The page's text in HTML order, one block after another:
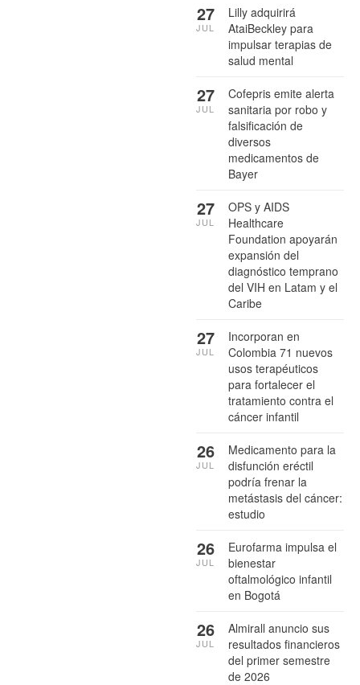
Lilly adquirirá
AtaiBeckley para
impulsar terapias de
salud mental
27
JUL
Cofepris emite alerta
sanitaria por robo y
falsificación de
diversos
medicamentos de
Bayer
27
JUL
OPS y AIDS
Healthcare
Foundation apoyarán
expansión del
diagnóstico temprano
del VIH en Latam y el
Caribe
27
JUL
Incorporan en
Colombia 71 nuevos
usos terapéuticos
para fortalecer el
tratamiento contra el
cáncer infantil
27
JUL
Medicamento para la
disfunción eréctil
podría frenar la
metástasis del cáncer:
estudio
26
JUL
Eurofarma impulsa el
bienestar
oftalmológico infantil
en Bogotá
26
JUL
Almirall anuncio sus
resultados financieros
del primer semestre
de 2026
26
JUL